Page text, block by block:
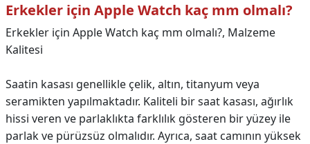
Erkekler için Apple Watch kaç mm olmalı?
Erkekler için Apple Watch kaç mm olmalı?, Malzeme
Kalitesi
Saatin kasası genellikle çelik, altın, titanyum veya
seramikten yapılmaktadır. Kaliteli bir saat kasası, ağırlık
hissi veren ve parlaklıkta farklılık gösteren bir yüzey ile
parlak ve pürüzsüz olmalıdır. Ayrıca, saat camının yüksek